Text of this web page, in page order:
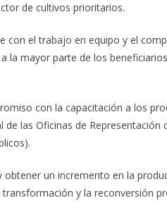
de cultivos prioritarios.
con el trabajo en equipo y el
la mayor parte de los
con la capacitación a los
las Oficinas de Representación
un incremento en la
y la reconversión